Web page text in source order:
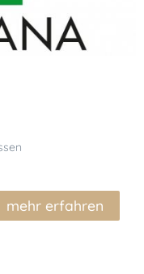
mehr erfahren